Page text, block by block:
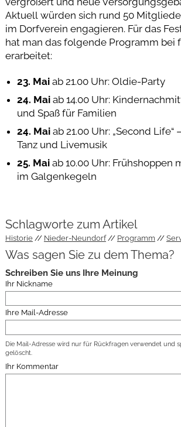
Aktuell würden sich rund 50
im Dorfverein engagieren. Für das
hat man das folgende Programm bei
erarbeitet:
23. Maiab 21.00 Uhr: Oldie-Party
24. Mai ab 14.00 Uhr:
und Spaß für Familien
24. Mai ab 21.00 Uhr: „Second
Tanz und Livemusik
25. Maiab 10.00 Uhr: Frühshoppen
im Galgenkegeln
Schlagworte zum Artikel
Historie Nieder-Neundorf Programm
Was sagen Sie zu dem Thema?
Schreiben Sie uns Ihre Meinung
Ihr Nickname
Ihre Mail-Adresse
Die Mail-Adresse wird nur für Rückfragen verwendet und
gelöscht.
Ihr Kommentar